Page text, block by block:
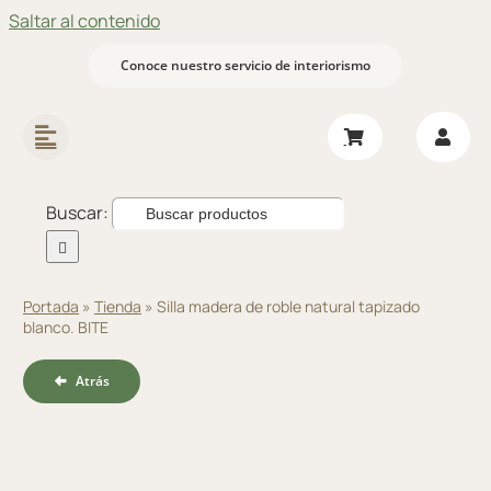
Saltar al contenido
Conoce nuestro servicio de interiorismo
Buscar:
Portada » Tienda » Silla madera de roble natural tapizado
blanco. BITE
Atrás